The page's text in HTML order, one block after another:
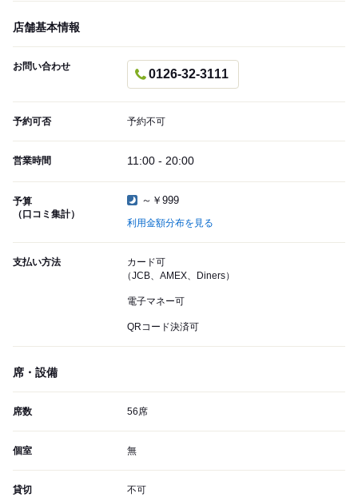
店舗基本情報
お問い合わせ
0126-32-3111
予約可否 予約不可
営業時間 11:00 - 20:00
予算
（口コミ集計）
～￥999
利用金額分布を見る
支払い方法
カード可
（JCB、AMEX、Diners）
電子マネー可
QRコード決済可
席・設備
席数 56席
個室 無
貸切 不可